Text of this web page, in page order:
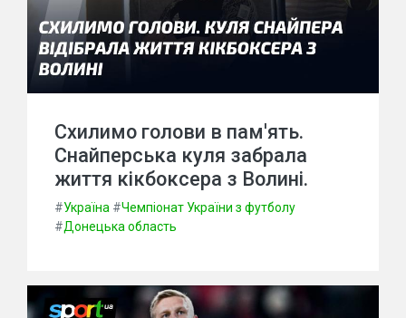
Схилимо голови в пам'ять.
Снайперська куля забрала
життя кікбоксера з Волині.
#Україна #Чемпіонат України з футболу
#Донецька область